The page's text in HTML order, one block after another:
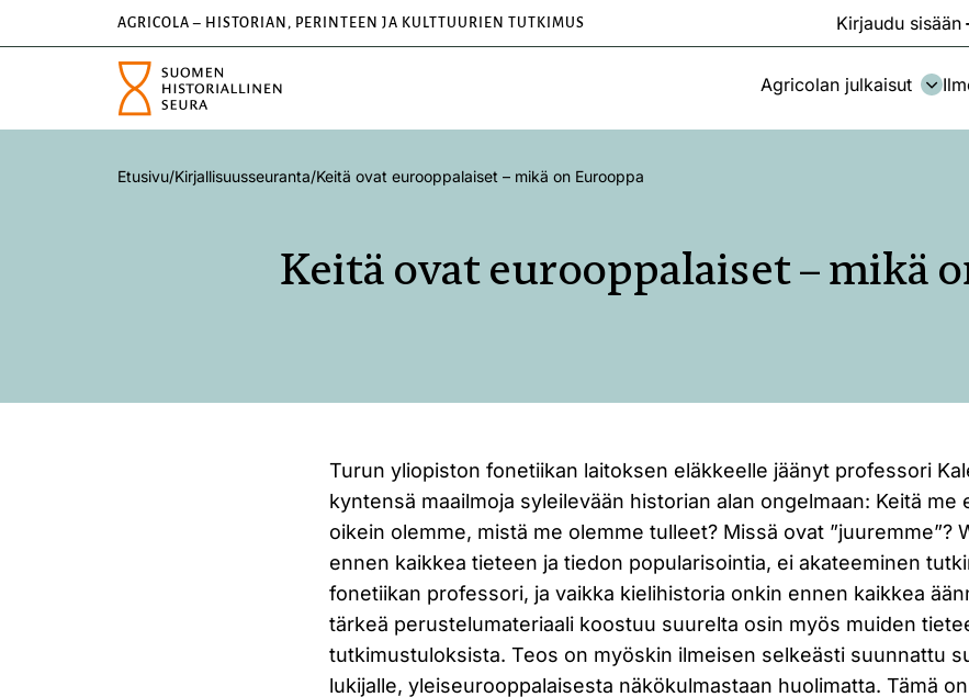
AGRICOLA – HISTORIAN, PERINTEEN JA KULTTUURIEN TUTKIMUS Kirjaudu sisään
Agricolan julkaisut
Etusivu/Kirjallisuusseuranta/Keitä ovat eurooppalaiset – mikä on Eurooppa
Keitä ovat eurooppalaiset – mikä
Turun yliopiston fonetiikan laitoksen eläkkeelle jäänyt professori
kyntensä maailmoja syleilevään historian alan ongelmaan: Keitä me
oikein olemme, mistä me olemme tulleet? Missä ovat ”juuremme”?
ennen kaikkea tieteen ja tiedon popularisointia, ei akateeminen
fonetiikan professori, ja vaikka kielihistoria onkin ennen kaikkea
tärkeä perustelumateriaali koostuu suurelta osin myös muiden
tutkimustuloksista. Teos on myöskin ilmeisen selkeästi suunnattu
lukijalle, yleiseurooppalaisesta näkökulmastaan huolimatta. Tämä